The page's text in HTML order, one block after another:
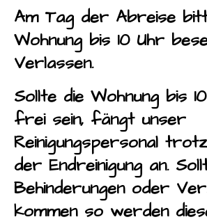
Am Tag der Abreise
Wohnung bis 10 Uhr
Verlassen.
Sollte die Wohnung bis
frei sein, fängt unser
Reinigungspersonal
der Endreinigung an.
Behinderungen oder
kommen so werden